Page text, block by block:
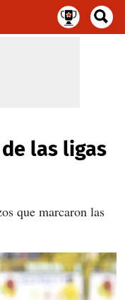
las ligas
que marcaron las